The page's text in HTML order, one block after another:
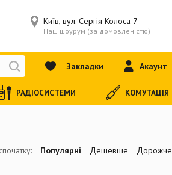
Популярні Дешевше Дорожче
Київ, вул. Сергія Колоса 7
Наш шоурум (за домовленістю)
Закладки Акаунт
РАДІОСИСТЕМИ КОМУТАЦІЯ